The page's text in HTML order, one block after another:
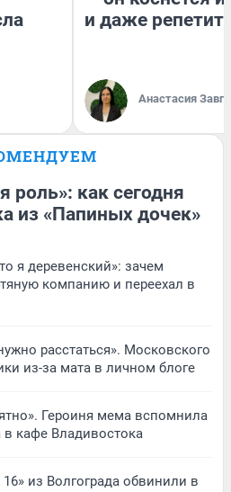
и даже
Анастасия
роль»: как сегодня
из «Папиных дочек»
я деревенский»: зачем
компанию и переехал в
расстаться». Московского
из-за мата в личном блоге
Героиня мема вспомнила
в кафе Владивостока
из Волгограда обвинили в